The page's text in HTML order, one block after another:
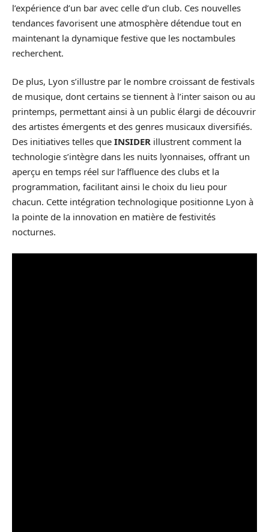
l’expérience d’un bar avec celle d’un club. Ces nouvelles
tendances favorisent une atmosphère détendue tout en
maintenant la dynamique festive que les noctambules
recherchent.
De plus, Lyon s’illustre par le nombre croissant de festivals
de musique, dont certains se tiennent à l’inter saison ou au
printemps, permettant ainsi à un public élargi de découvrir
des artistes émergents et des genres musicaux diversifiés.
Des initiatives telles que INSIDER illustrent comment la
technologie s’intègre dans les nuits lyonnaises, offrant un
aperçu en temps réel sur l’affluence des clubs et la
programmation, facilitant ainsi le choix du lieu pour
chacun. Cette intégration technologique positionne Lyon à
la pointe de la innovation en matière de festivités
nocturnes.